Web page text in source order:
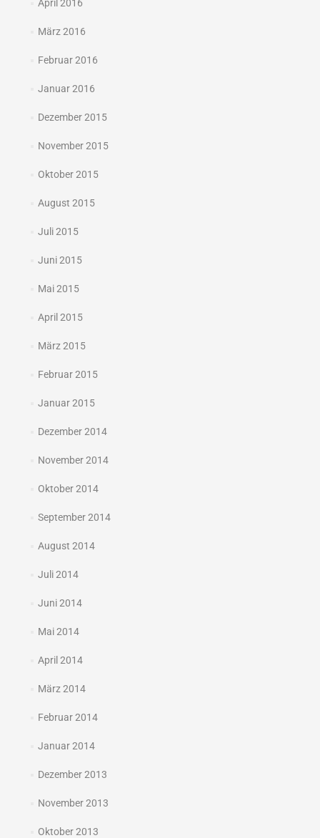
April 2016
März 2016
Februar 2016
Januar 2016
Dezember 2015
November 2015
Oktober 2015
August 2015
Juli 2015
Juni 2015
Mai 2015
April 2015
März 2015
Februar 2015
Januar 2015
Dezember 2014
November 2014
Oktober 2014
September 2014
August 2014
Juli 2014
Juni 2014
Mai 2014
April 2014
März 2014
Februar 2014
Januar 2014
Dezember 2013
November 2013
Oktober 2013